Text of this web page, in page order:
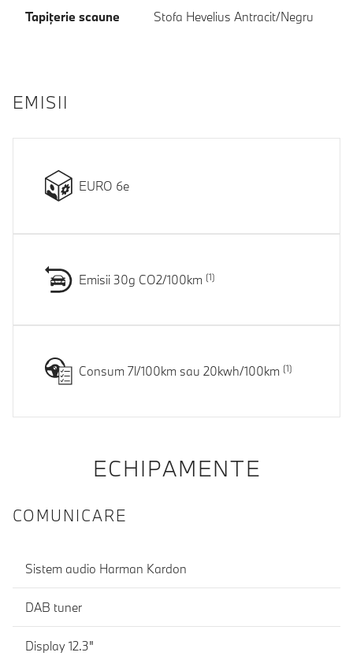
Tapiţerie scaune Stofa Hevelius Antracit/Negru
EMISII
EURO 6e
Emisii 30g CO2/100km
Consum 7l/100km sau 20kwh/100km
ECHIPAMENTE
COMUNICARE
Sistem audio Harman Kardon
DAB tuner
Display 12.3"